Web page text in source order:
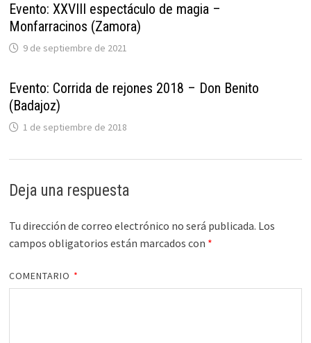
Evento: XXVIII espectáculo de magia –
Monfarracinos (Zamora)
9 de septiembre de 2021
Evento: Corrida de rejones 2018 – Don Benito
(Badajoz)
1 de septiembre de 2018
Deja una respuesta
Tu dirección de correo electrónico no será publicada. Los
campos obligatorios están marcados con *
COMENTARIO *